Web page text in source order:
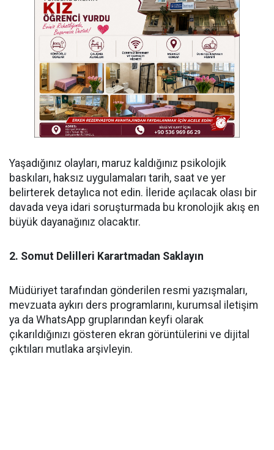
Yaşadığınız olayları, maruz kaldığınız psikolojik
baskıları, haksız uygulamaları tarih, saat ve yer
belirterek detaylıca not edin. İleride açılacak olası bir
davada veya idari soruşturmada bu kronolojik akış en
büyük dayanağınız olacaktır.
2. Somut Delilleri Karartmadan Saklayın
Müdüriyet tarafından gönderilen resmi yazışmaları,
mevzuata aykırı ders programlarını, kurumsal iletişim
ya da WhatsApp gruplarından keyfi olarak
çıkarıldığınızı gösteren ekran görüntülerini ve dijital
çıktıları mutlaka arşivleyin.